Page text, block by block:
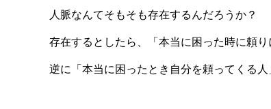
人脈なんてそもそも存在するんだろうか？
存在するとしたら、「本当に困った時に頼り
逆に「本当に困ったとき自分を頼ってくる